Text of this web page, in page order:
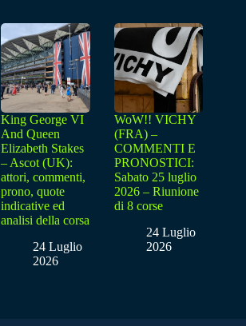
King George VI
And Queen
Elizabeth Stakes
– Ascot (UK):
attori, commenti,
prono, quote
indicative ed
analisi della corsa
24 Luglio
2026
WoW!! VICHY
(FRA) –
COMMENTI E
PRONOSTICI:
Sabato 25 luglio
2026 – Riunione
di 8 corse
24 Luglio
2026